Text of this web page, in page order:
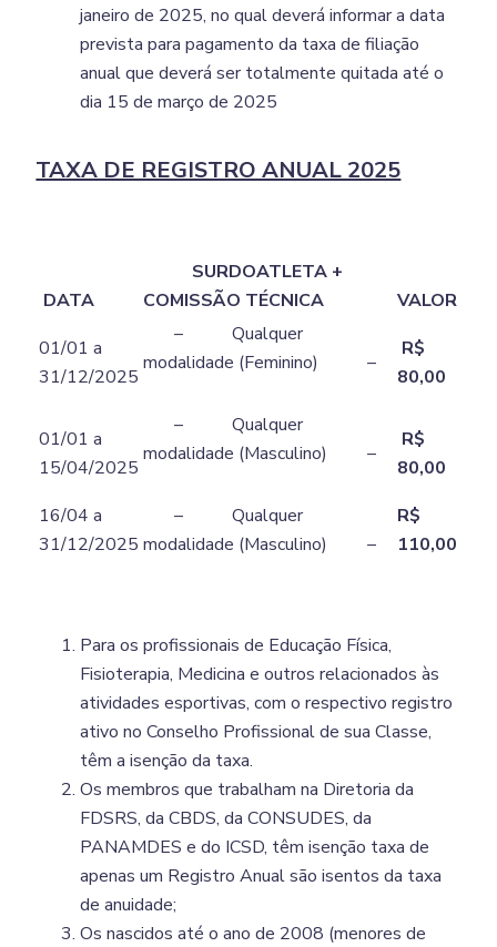
janeiro de 2025, no qual deverá informar a data
prevista para pagamento da taxa de filiação
anual que deverá ser totalmente quitada até o
dia 15 de março de 2025
TAXA DE REGISTRO ANUAL 2025
DATA
SURDOATLETA +
COMISSÃO TÉCNICA
VALOR
01/01 a
31/12/2025
– Qualquer
modalidade (Feminino) –
R$
80,00
01/01 a
15/04/2025
– Qualquer
modalidade (Masculino) –
R$
80,00
16/04 a
31/12/2025
– Qualquer
modalidade (Masculino) –
R$
110,00
Para os profissionais de Educação Física,
Fisioterapia, Medicina e outros relacionados às
atividades esportivas, com o respectivo registro
ativo no Conselho Profissional de sua Classe,
têm a isenção da taxa.
Os membros que trabalham na Diretoria da
FDSRS, da CBDS, da CONSUDES, da
PANAMDES e do ICSD, têm isenção taxa de
apenas um Registro Anual são isentos da taxa
de anuidade;
Os nascidos até o ano de 2008 (menores de